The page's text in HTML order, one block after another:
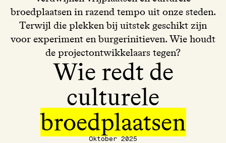
broedplaatsen in razend tempo uit onze steden.
Terwijl die plekken bij uitstek geschikt zijn
voor experiment en burgerinitieven. Wie houdt
de projectontwikkelaars tegen?
Wie redt de
culturele
broedplaatsen
Oktober 2025